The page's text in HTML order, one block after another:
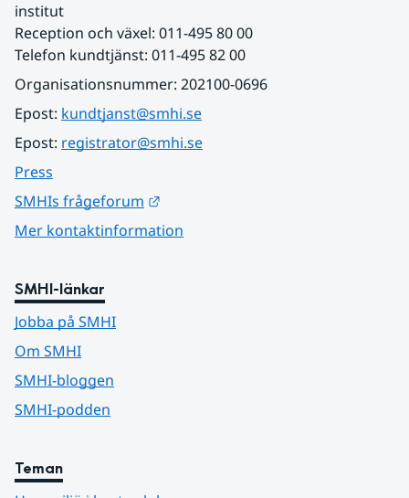
institut
Reception och växel: 011-495 80 00
Telefon kundtjänst: 011-495 82 00
Organisationsnummer: 202100-0696
Epost: kundtjanst@smhi.se
Epost: registrator@smhi.se
Press
SMHIs frågeforum
Mer kontaktinformation
SMHI-länkar
Jobba på SMHI
Om SMHI
SMHI-bloggen
SMHI-podden
Teman